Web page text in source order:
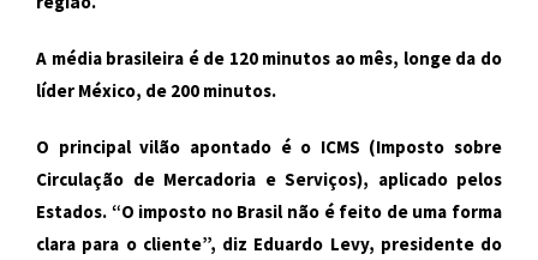
A média brasileira é de 120 minutos ao mês, longe da do
líder México, de 200 minutos.
O principal vilão apontado é o ICMS (Imposto sobre
Circulação de Mercadoria e Serviços), aplicado pelos
Estados. “O imposto no Brasil não é feito de uma forma
clara para o cliente”, diz Eduardo Levy, presidente do